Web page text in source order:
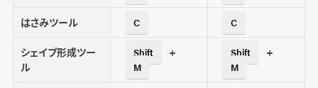
はさみツール C C
シェイプ形成ツー
ル
Shift +
M
Shift +
M